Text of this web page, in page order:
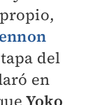
del
en